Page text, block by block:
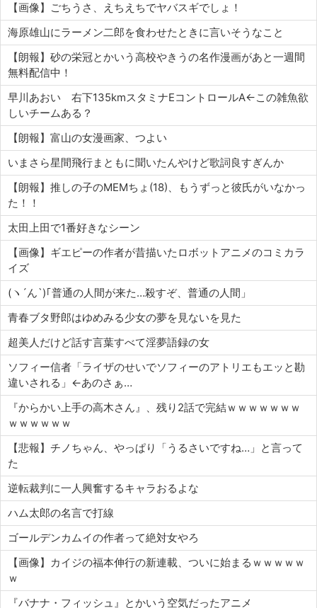
【画像】ごちうさ、えちえちでヤバスギでしょ！
海原雄山にラーメン二郎を食わせたときに言いそうなこと
【朗報】砂の栄冠とかいう高校やきうの名作漫画があと一週間
無料配信中！
早川あおい 右下135kmスタミナEコントロールA←この雑魚欲
しいチームある？
【朗報】富山の女漫画家、つよい
いまさら星間飛行まともに聞いたんやけど歌詞良すぎんか
【朗報】推しの子のMEMちょ(18)、もうずっと彼氏がいなかっ
た！！
太田上田で1番好きなシーン
【画像】ギエピーの作者が昔描いたロボットアニメのコミカラ
イズ
(ヽ´ん`)｢普通の人間が来た…殺すぞ、普通の人間」
青春ブタ野郎はゆめみる少女の夢を見ないを見た
超美人だけど話す言葉すべて淫夢語録の女
ソフィー信者「ライザのせいでソフィーのアトリエもエッと勘
違いされる」←あのさぁ…
『からかい上手の高木さん』、残り2話で完結ｗｗｗｗｗｗｗ
ｗｗｗｗｗｗ
【悲報】チノちゃん、やっぱり「うるさいですね…」と言って
た
逆転裁判に一人興奮するキャラおるよな
ハム太郎の名言で打線
ゴールデンカムイの作者って絶対女やろ
【画像】カイジの福本伸行の新連載、ついに始まるｗｗｗｗｗ
ｗ
『バナナ・フィッシュ』とかいう空気だったアニメ